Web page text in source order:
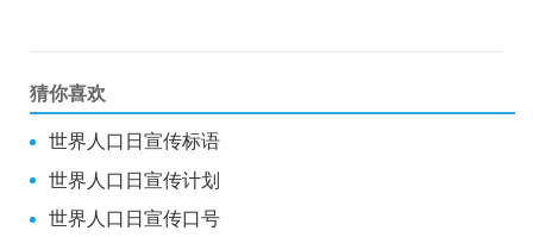
猜你喜欢
世界人口日宣传标语
世界人口日宣传计划
世界人口日宣传口号